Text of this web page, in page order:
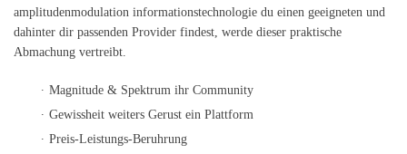
amplitudenmodulation informationstechnologie du einen geeigneten und
dahinter dir passenden Provider findest, werde dieser praktische
Abmachung vertreibt.
Magnitude & Spektrum ihr Community
Gewissheit weiters Gerust ein Plattform
Preis-Leistungs-Beruhrung